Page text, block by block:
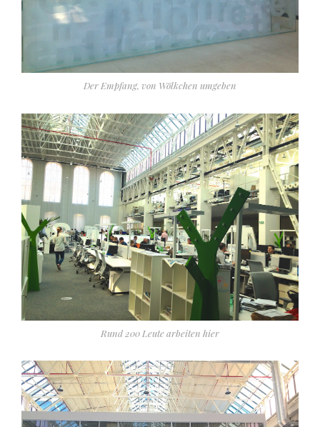
Der Empfang, von Wölkchen umgeben
Rund 200 Leute arbeiten hier